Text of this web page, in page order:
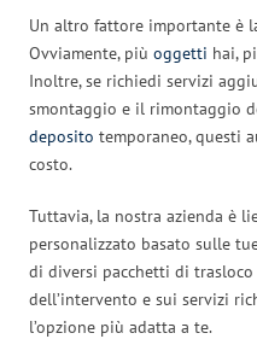
Un altro fattore importante è
Ovviamente, più oggetti hai,
Inoltre, se richiedi servizi
smontaggio e il rimontaggio
deposito temporaneo, questi
costo.
Tuttavia, la nostra azienda è
personalizzato basato sulle
di diversi pacchetti di trasloco
dell’intervento e sui servizi
l’opzione più adatta a te.